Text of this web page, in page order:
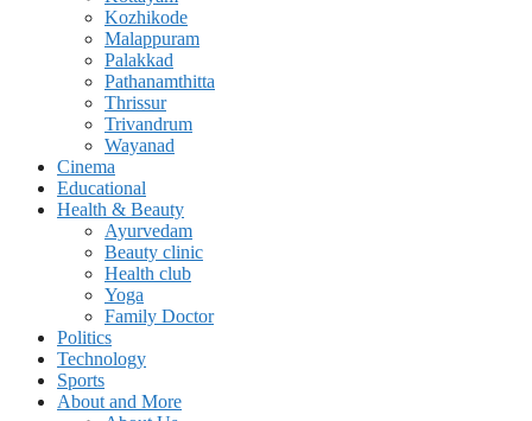
Kozhikode
Malappuram
Palakkad
Pathanamthitta
Thrissur
Trivandrum
Wayanad
Cinema
Educational
Health & Beauty
Ayurvedam
Beauty clinic
Health club
Yoga
Family Doctor
Politics
Technology
Sports
About and More